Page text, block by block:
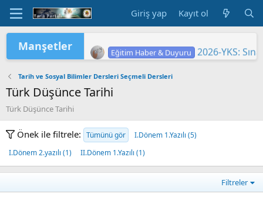
Giriş yap Kayıt ol
Manşetler
Eğitim Haber & Duyuru
Eğitim Haber & Duyuru 2026-YKS:
Eğitim Haber & Duyuru
Eğitim Haber & Duyuru
TÜRKİYE YÜZYILI MAARİF
Eğitim Haber & Duyuru
2026 Yükseköğretim Kurumları
Eğitim Haber & Duyuru
Eğitim Haber & Duyuru
2026 HAZİRAN DÖNEMİ MESLEKİ
Tarih ve Sosyal Bilimler Dersleri Seçmeli Dersleri
Türk Düşünce Tarihi
Türk Düşünce Tarihi
Önek ile filtrele: Tümünü gör
I.Dönem 1.Yazılı (5)
I.Dönem 2.yazılı (1)
II.Dönem 1.Yazılı (1)
Filtreler